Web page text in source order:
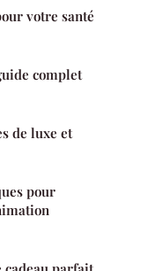
votre santé
complet
de luxe et
pour